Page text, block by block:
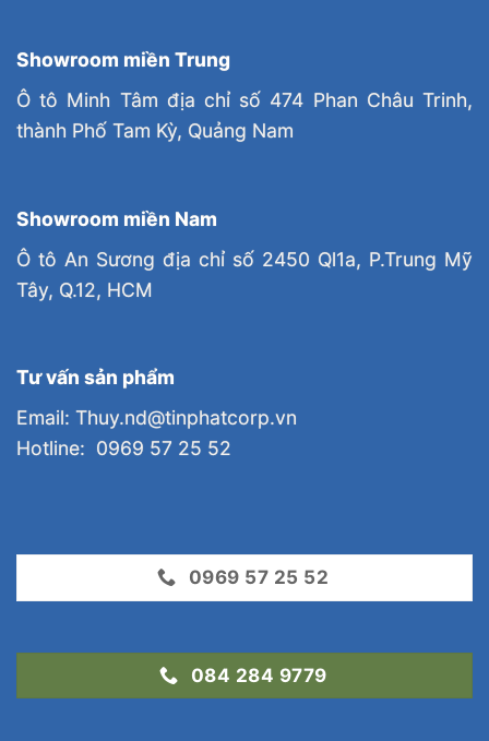
Showroom miền Trung
Ô tô Minh Tâm địa chỉ số 474 Phan Châu Trinh,
thành Phố Tam Kỳ, Quảng Nam
Showroom miền Nam
Ô tô An Sương địa chỉ số 2450 Ql1a, P.Trung Mỹ
Tây, Q.12, HCM
Tư vấn sản phẩm
Email: Thuy.nd@tinphatcorp.vn
Hotline: 0969 57 25 52
0969 57 25 52
084 284 9779